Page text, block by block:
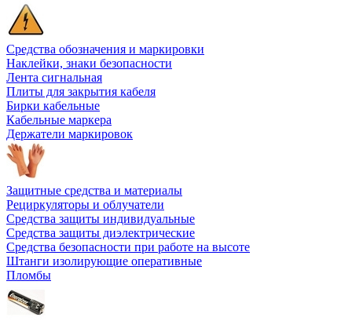
Средства обозначения и маркировки
Наклейки, знаки безопасности
Лента сигнальная
Плиты для закрытия кабеля
Бирки кабельные
Кабельные маркера
Держатели маркировок
Защитные средства и материалы
Рециркуляторы и облучатели
Средства защиты индивидуальные
Средства защиты диэлектрические
Средства безопасности при работе на высоте
Штанги изолирующие оперативные
Пломбы